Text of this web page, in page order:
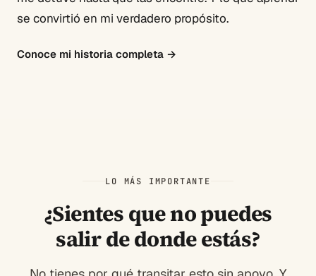
se convirtió en mi verdadero propósito.
Conoce mi historia completa →
LO MÁS IMPORTANTE
¿Sientes que no puedes
salir de donde estás?